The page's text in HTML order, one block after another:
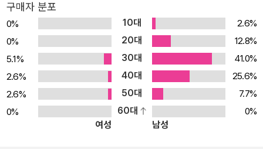
구매자 분포
0% 10대
2.6%
0%
20대
12.8%
5.1%
30대
41.0%
2.6%
40대
25.6%
2.6%
50대
7.7%
0%
60대
0%
여성
남성